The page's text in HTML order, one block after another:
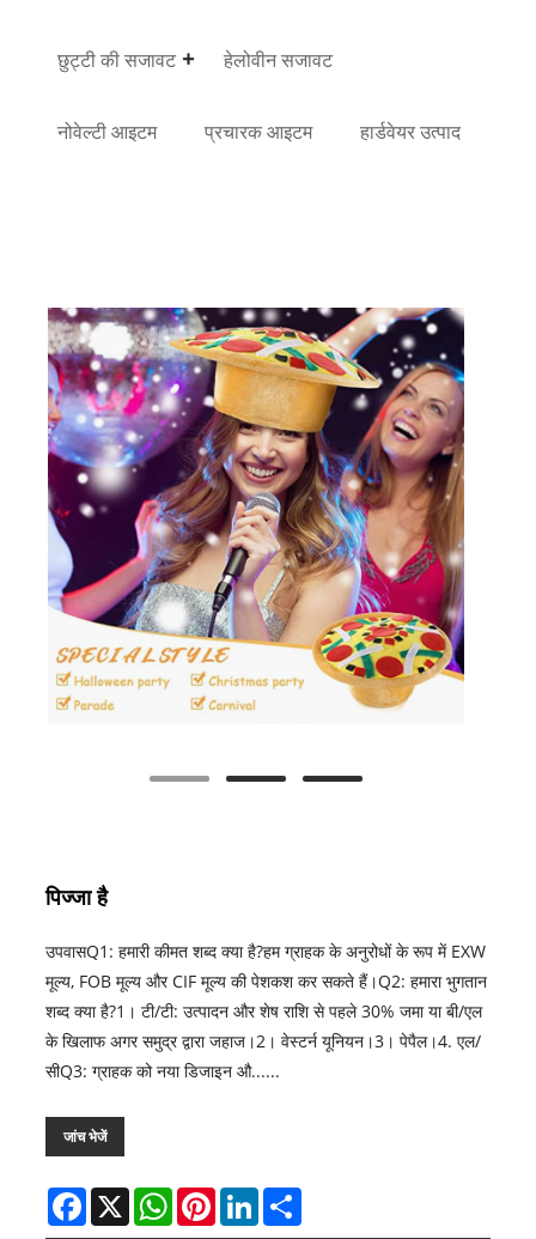
छुट्टी की सजावट हेलोवीन सजावट
नोवेल्टी आइटम प्रचारक आइटम हार्डवेयर उत्पाद
पिज्जा है
उपवासQ1: हमारी कीमत शब्द क्या है?हम ग्राहक के अनुरोधों के रूप में EXW
मूल्य, FOB मूल्य और CIF मूल्य की पेशकश कर सकते हैं।Q2: हमारा भुगतान
शब्द क्या है?1। टी/टी: उत्पादन और शेष राशि से पहले 30% जमा या बी/एल
के खिलाफ अगर समुद्र द्वारा जहाज।2। वेस्टर्न यूनियन।3। पेपैल।4. एल/
सीQ3: ग्राहक को नया डिजाइन औ......
जांच भेजें
Facebook
X WhatsAppPinterestLinkedInShare